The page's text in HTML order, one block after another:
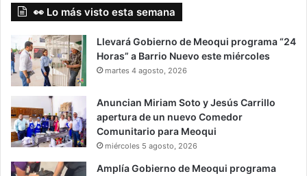
👀 Lo más visto esta semana
Llevará Gobierno de Meoqui programa “24
Horas” a Barrio Nuevo este miércoles
martes 4 agosto, 2026
Anuncian Miriam Soto y Jesús Carrillo
apertura de un nuevo Comedor
Comunitario para Meoqui
miércoles 5 agosto, 2026
Amplía Gobierno de Meoqui programa